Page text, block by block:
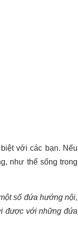
với các bạn. Nếu
như thể sống trong
số đứa hướng nội,
được với những đứa